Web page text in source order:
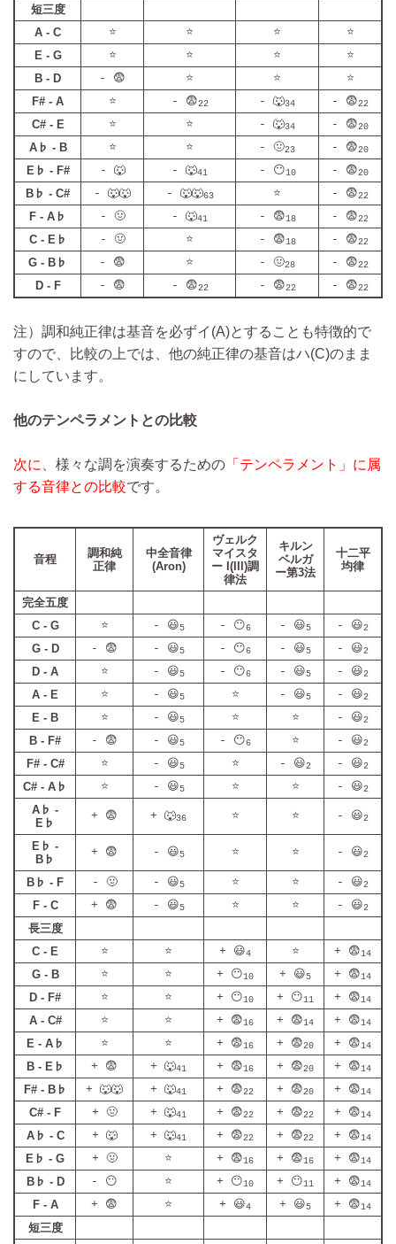
短三度
A - C
⭐ ⭐ ⭐
⭐
E - G
⭐ ⭐ ⭐
⭐
B - D
- 😨 ⭐ ⭐
⭐
F# - A
⭐ - 😨22 - 🐺34 - 😨22
C# - E ⭐ ⭐ - 🐺34 - 😨20
A♭ - B ⭐ ⭐ - 🤢23 - 😨20
E♭ - F# - 🐺 - 🐺41 - 😶10 - 😨20
B♭ - C# - 🐺🐺 - 🐺🐺63 ⭐ - 😨22
F - A♭ - 🤢 - 🐺41 - 😨18 - 😨22
C - E♭ - 🤢 ⭐ - 😨18 - 😨22
G - B♭ - 😨 ⭐ - 🤢28 - 😨22
D - F - 😨 - 😨22 - 😨22 - 😨22
注）調和純正律は基音を必ずイ(A)とすることも特徴的で
すので、比較の上では、他の純正律の基音はハ(C)のまま
にしています。
他のテンペラメントとの比較
次に 、様々な調を演奏するための 「テンペラメント」に属
する音律との比較です。
音程
調和純
正律
中全音律
(Aron)
ヴェルク
マイスタ
ー I(III)調
律法
キルン
ベルガ
ー第3法
十二平
均律
完全五度
C - G
⭐ - 😃5 - 😶6 - 😃5 - 😃2
G - D - 😨 - 😃5 - 😶6 - 😃5 - 😃2
D - A ⭐ - 😃5 - 😶6 - 😃5 - 😃2
A - E ⭐ - 😃5 ⭐ - 😃5 - 😃2
E - B ⭐ - 😃5 ⭐ ⭐ - 😃2
B - F# - 😨 - 😃5 - 😶6 ⭐ - 😃2
F# - C# ⭐ - 😃5 ⭐ - 😃2 - 😃2
C# - A♭ ⭐ - 😃5 ⭐ ⭐ - 😃2
A♭ -
E♭
+ 😨 + 🐺36 ⭐ ⭐ - 😃2
E♭ -
B♭
+ 😨 - 😃5 ⭐ ⭐ - 😃2
B♭ - F - 🤢 - 😃5 ⭐ ⭐ - 😃2
F - C + 😨 - 😃5 ⭐ ⭐ - 😃2
長三度
C - E
⭐ ⭐ + 😃4 ⭐ + 😨14
G - B ⭐ ⭐ + 😶10 + 😃5 + 😨14
D - F# ⭐ ⭐ + 😶10 + 😶11 + 😨14
A - C# ⭐ ⭐ + 😨16 + 😨14 + 😨14
E - A♭ ⭐ ⭐ + 😨16 + 😨20 + 😨14
B - E♭ + 😨 + 🐺41 + 😨16 + 😨20 + 😨14
F# - B♭ + 🐺🐺 + 🐺41 + 😨22 + 😨20 + 😨14
C# - F + 🤢 + 🐺41 + 😨22 + 😨22 + 😨14
A♭ - C + 🐺 + 🐺41 + 😨22 + 😨22 + 😨14
E♭ - G + 🤢 ⭐ + 😨16 + 😨16 + 😨14
B♭ - D - 😶 ⭐ + 😶10 + 😶11 + 😨14
F - A + 😨 ⭐ + 😃4 + 😃5 + 😨14
短三度